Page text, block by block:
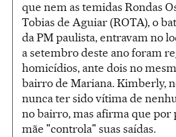
que nem as temidas Rondas
Tobias de Aguiar (ROTA), o
da PM paulista, entravam no
a setembro deste ano foram
homicídios, ante dois no
bairro de Mariana. Kimberly,
nunca ter sido vítima de
no bairro, mas afirma que por
mãe "controla" suas saídas.